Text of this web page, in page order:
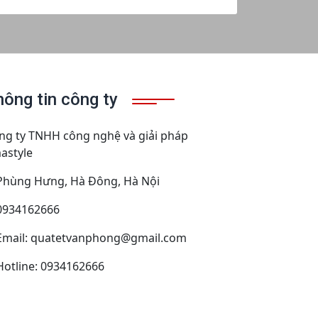
tin công ty
ty TNHH công nghệ và giải pháp
Hưng, Hà Đông, Hà Nội
quatetvanphong@gmail.com
0934162666